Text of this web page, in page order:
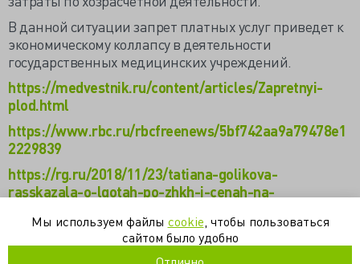
В данной ситуации запрет платных услуг приведет к
экономическому коллапсу в деятельности
государственных медицинских учреждений.
https://medvestnik.ru/content/articles/Zapretnyi-
plod.html
https://www.rbc.ru/rbcfreenews/5bf742aa9a79478e1
2229839
https://rg.ru/2018/11/23/tatiana-golikova-
rasskazala-o-lgotah-po-zhkh-i-cenah-na-
законодательство
Мы используем файлы cookie , чтобы пользоваться
сайтом было удобно